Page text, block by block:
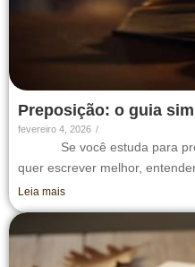
Preposição: o guia
fevereiro 4, 2026 /
Se você estuda para
quer escrever melhor,
Leia mais